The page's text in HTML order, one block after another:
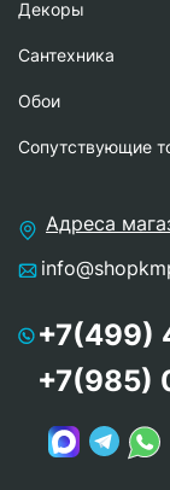
Декоры
Сантехника
Обои
Сопутствующие
Адреса
+7(499)
+7(985)